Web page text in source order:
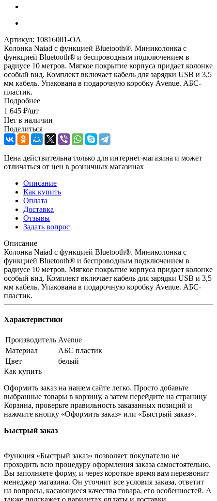
Артикул: 10816001-OA
Колонка Naiad с функцией Bluetooth®. Миниколонка с
функцией Bluetooth® и беспроводным подключением в
радиусе 10 метров. Мягкое покрытие корпуса придает колонке
особый вид. Комплект включает кабель для зарядки USB и 3,5
мм кабель. Упакована в подарочную коробку Avenue. АБС-
пластик.
Подробнее
1 645 ₽/шт
Нет в наличии
Поделиться
Цена действительна только для интернет-магазина и может
отличаться от цен в розничных магазинах
Описание
Как купить
Оплата
Доставка
Отзывы
Задать вопрос
Описание
Колонка Naiad с функцией Bluetooth®. Миниколонка с
функцией Bluetooth® и беспроводным подключением в
радиусе 10 метров. Мягкое покрытие корпуса придает колонке
особый вид. Комплект включает кабель для зарядки USB и 3,5
мм кабель. Упакована в подарочную коробку Avenue. АБС-
пластик.
Характеристики
Производитель Avenue
Материал
АБС пластик
Цвет
белый
Как купить
Оформить заказ на нашем сайте легко. Просто добавьте
выбранные товары в корзину, а затем перейдите на страницу
Корзина, проверьте правильность заказанных позиций и
нажмите кнопку «Оформить заказ» или «Быстрый заказ».
Быстрый заказ
Функция «Быстрый заказ» позволяет покупателю не
проходить всю процедуру оформления заказа самостоятельно.
Вы заполняете форму, и через короткое время вам перезвонит
менеджер магазина. Он уточнит все условия заказа, ответит
на вопросы, касающиеся качества товара, его особенностей. А